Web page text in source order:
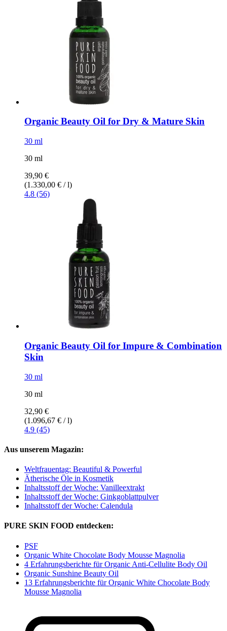
Organic Beauty Oil for Dry & Mature Skin
30 ml
30 ml
39,90 €
(1.330,00 € / l)
4.8 (56)
Organic Beauty Oil for Impure & Combination
Skin
30 ml
30 ml
32,90 €
(1.096,67 € / l)
4.9 (45)
Aus unserem Magazin:
Weltfrauentag: Beautiful & Powerful
Ätherische Öle in Kosmetik
Inhaltsstoff der Woche: Vanilleextrakt
Inhaltsstoff der Woche: Ginkgoblattpulver
Inhaltsstoff der Woche: Calendula
PURE SKIN FOOD entdecken:
PSF
Organic White Chocolate Body Mousse Magnolia
4 Erfahrungsberichte für Organic Anti-Cellulite Body Oil
Organic Sunshine Beauty Oil
13 Erfahrungsberichte für Organic White Chocolate Body
Mousse Magnolia